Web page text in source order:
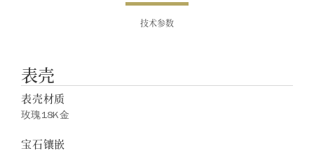
技术参数
表壳
表壳材质
玫瑰18K金
宝石镶嵌